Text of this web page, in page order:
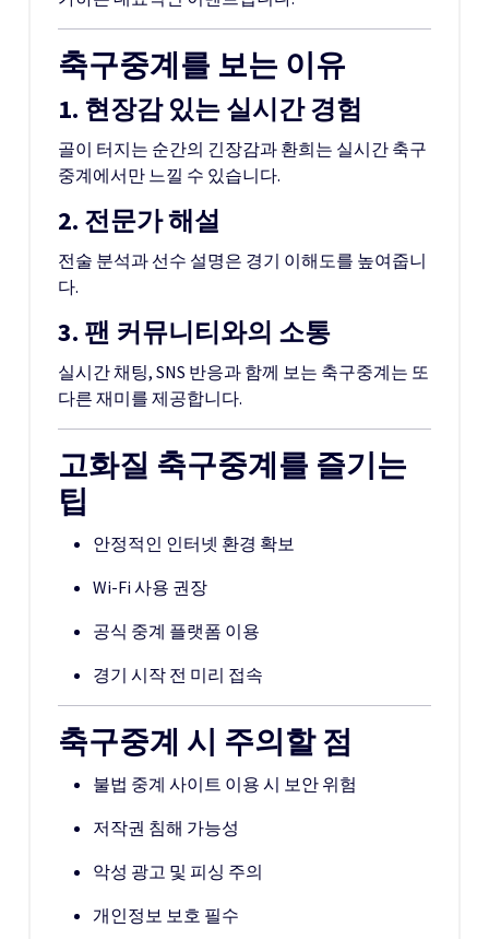
축구중계를 보는 이유
1. 현장감 있는 실시간 경험
골이 터지는 순간의 긴장감과 환희는 실시간 축구
중계에서만 느낄 수 있습니다.
2. 전문가 해설
전술 분석과 선수 설명은 경기 이해도를 높여줍니
다.
3. 팬 커뮤니티와의 소통
실시간 채팅, SNS 반응과 함께 보는 축구중계는 또
다른 재미를 제공합니다.
고화질 축구중계를 즐기는
팁
안정적인 인터넷 환경 확보
Wi-Fi 사용 권장
공식 중계 플랫폼 이용
경기 시작 전 미리 접속
축구중계 시 주의할 점
불법 중계 사이트 이용 시 보안 위험
저작권 침해 가능성
악성 광고 및 피싱 주의
개인정보 보호 필수